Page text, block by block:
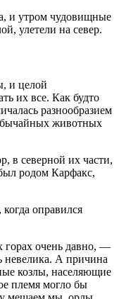
и утром чудовищные
улетели на север.
и целой
их все. Как будто
разнообразием
животных
в северной их части,
родом Карфакс,
оправился
очень давно, —
невелика. А причина
козлы, населяющие
племя могло бы